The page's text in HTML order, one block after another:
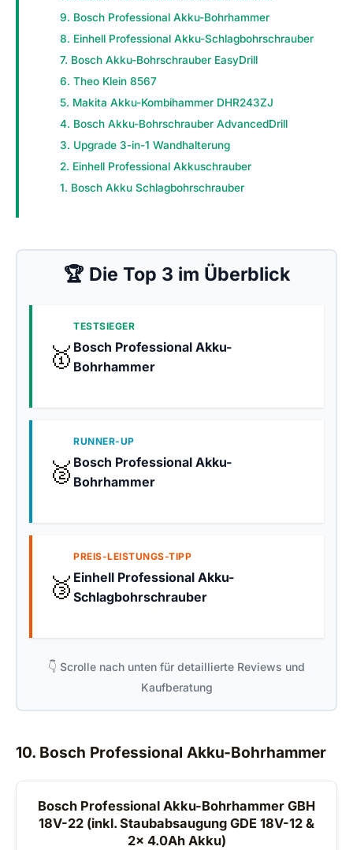
9. Bosch Professional Akku-Bohrhammer
8. Einhell Professional Akku-Schlagbohrschrauber
7. Bosch Akku-Bohrschrauber EasyDrill
6. Theo Klein 8567
5. Makita Akku-Kombihammer DHR243ZJ
4. Bosch Akku-Bohrschrauber AdvancedDrill
3. Upgrade 3-in-1 Wandhalterung
2. Einhell Professional Akkuschrauber
1. Bosch Akku Schlagbohrschrauber
🏆 Die Top 3 im Überblick
🥇
TESTSIEGER
Bosch Professional Akku-
Bohrhammer
🥈
RUNNER-UP
Bosch Professional Akku-
Bohrhammer
🥉
PREIS-LEISTUNGS-TIPP
Einhell Professional Akku-
Schlagbohrschrauber
👇 Scrolle nach unten für detaillierte Reviews und
Kaufberatung
10. Bosch Professional Akku-Bohrhammer
Bosch Professional Akku-Bohrhammer GBH
18V-22 (inkl. Staubabsaugung GDE 18V-12 &
2x 4.0Ah Akku)